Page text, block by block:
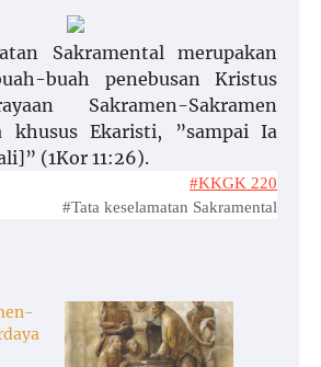
Sakramental merupakan
buah penebusan Kristus
Sakramen-Sakramen
khusus Ekaristi, ”sampai Ia
(1Kor 11:26).
#KKGK 220
#Tata keselamatan Sakramental